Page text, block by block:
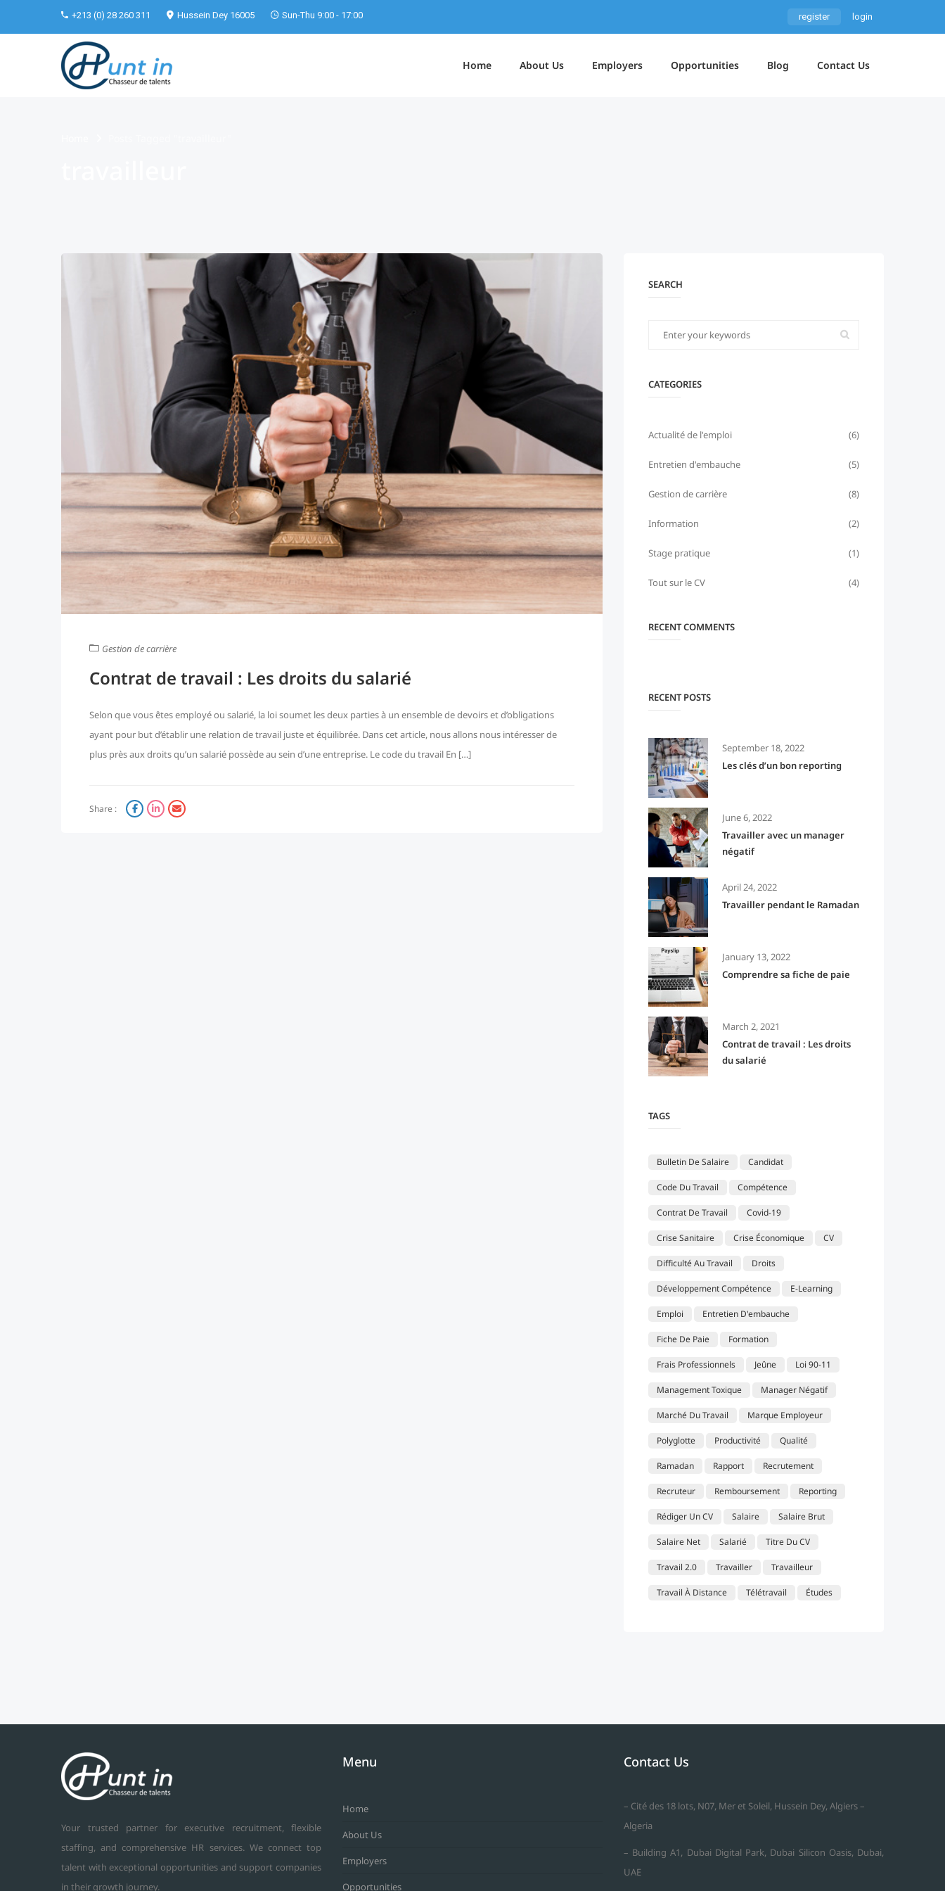
+213 (0) 28 260 311 Hussein Dey 16005 Sun-Thu 9:00 - 17:00 register login
Home About Us Employers Opportunities Blog Contact Us
Gestion de carrière
Contrat de travail : Les droits du salarié
Selon que vous êtes employé ou salarié, la loi soumet les deux parties à un ensemble de devoirs et d’obligations
ayant pour but d’établir une relation de travail juste et équilibrée. Dans cet article, nous allons nous intéresser de
plus près aux droits qu’un salarié possède au sein d’une entreprise. Le code du travail En […]
Share :
SEARCH
CATEGORIES
Actualité de l'emploi (6)
Entretien d'embauche (5)
Gestion de carrière (8)
Information (2)
Stage pratique (1)
Tout sur le CV (4)
RECENT COMMENTS
RECENT POSTS
September 18, 2022
Les clés d’un bon reporting
June 6, 2022
Travailler avec un manager
négatif
April 24, 2022
Travailler pendant le Ramadan
January 13, 2022
Comprendre sa fiche de paie
March 2, 2021
Contrat de travail : Les droits
du salarié
TAGS
Bulletin De Salaire Candidat
Code Du Travail Compétence
Contrat De Travail Covid-19
Crise Sanitaire Crise Économique CV
Difficulté Au Travail Droits
Développement Compétence E-Learning
Emploi Entretien D'embauche
Fiche De Paie Formation
Frais Professionnels Jeûne Loi 90-11
Management Toxique Manager Négatif
Marché Du Travail Marque Employeur
Polyglotte Productivité Qualité
Ramadan Rapport Recrutement
Recruteur Remboursement Reporting
Rédiger Un CV Salaire Salaire Brut
Salaire Net Salarié Titre Du CV
Travail 2.0 Travailler Travailleur
Travail À Distance Télétravail Études
Your trusted partner for executive recruitment, flexible
staffing, and comprehensive HR services. We connect top
talent with exceptional opportunities and support companies
in their growth journey.
Menu
Home
About Us
Employers
Opportunities
Contact Us
– Cité des 18 lots, N07, Mer et Soleil, Hussein Dey, Algiers –
Algeria
– Building A1, Dubai Digital Park, Dubai Silicon Oasis, Dubai,
UAE